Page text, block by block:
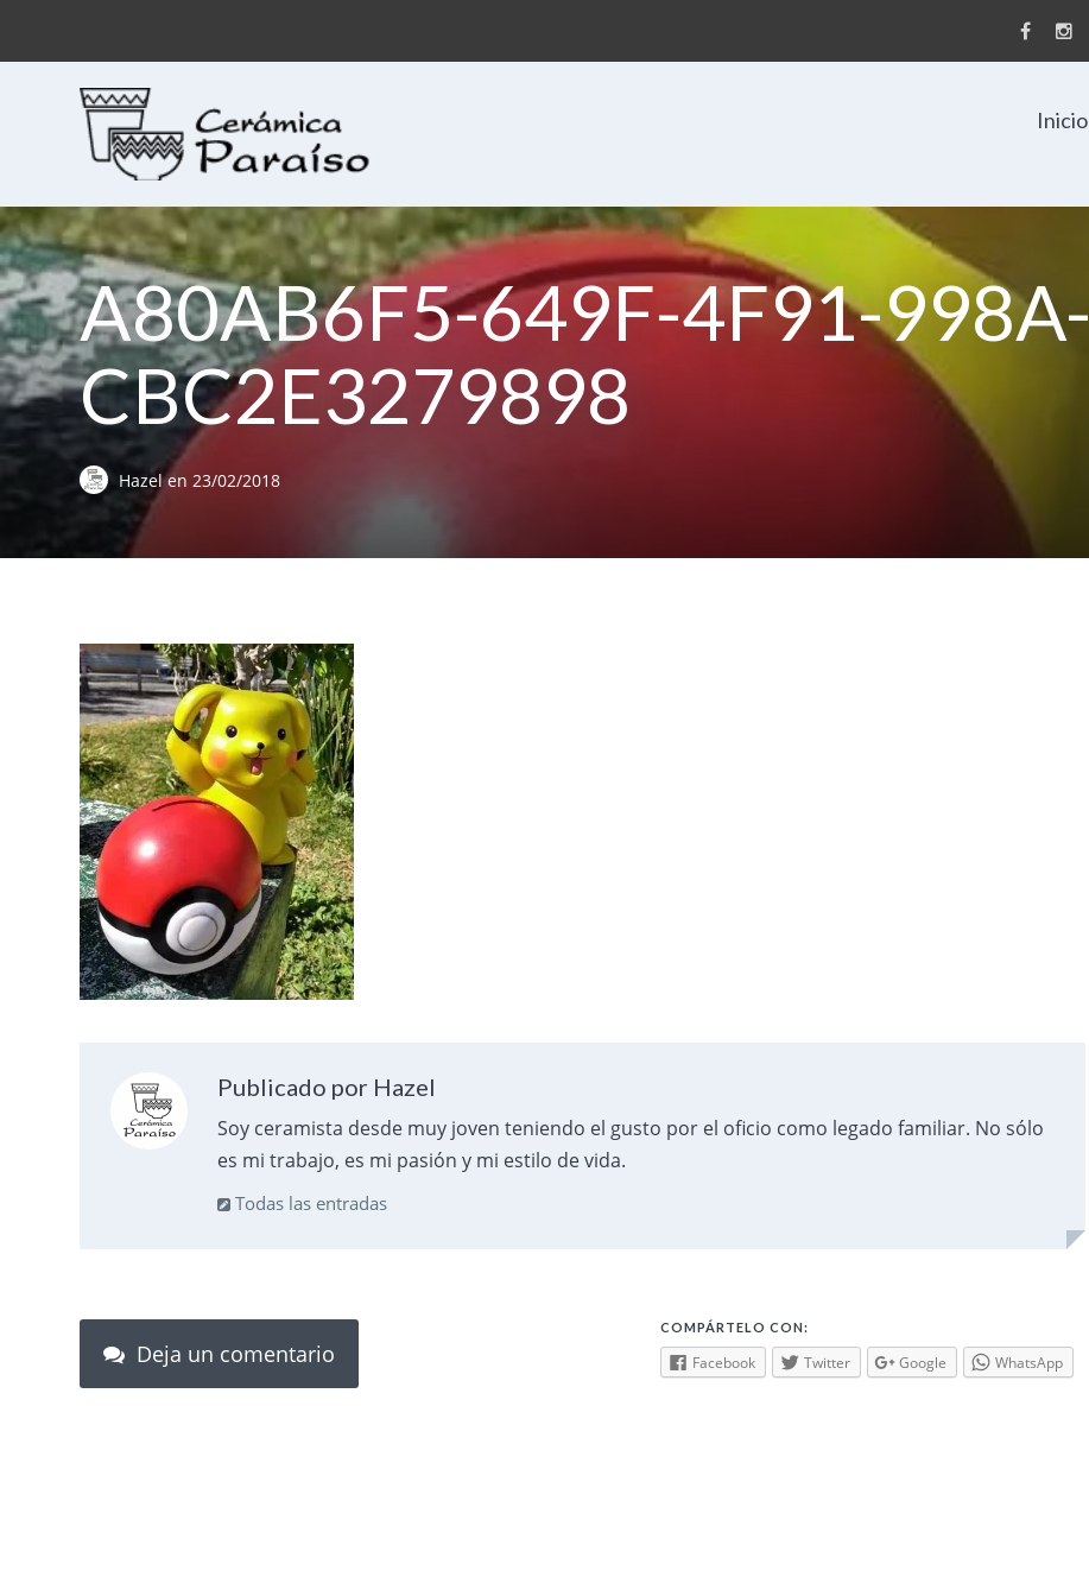
Cerámica Paraíso
Ceramica para pintar
Inicio
A80AB6F5-649F-4F91-998A-
CBC2E3279898
Hazelen 23/02/2018
Publicado por Hazel
Soy ceramista desde muy joven teniendo el gusto por el oficio como legado familiar. No sólo
es mi trabajo, es mi pasión y mi estilo de vida.
Todas las entradas
COMPÁRTELO CON:
Facebook Twitter Google WhatsApp
Deja un comentario